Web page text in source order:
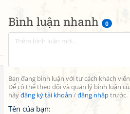
Bình luận nhanh 0
Bạn đang bình luận với tư cách khách
Để có thể theo dõi và quản lý bình luận
hãyđăng ký tài khoản /đăng nhậptrước.
Tên của bạn: